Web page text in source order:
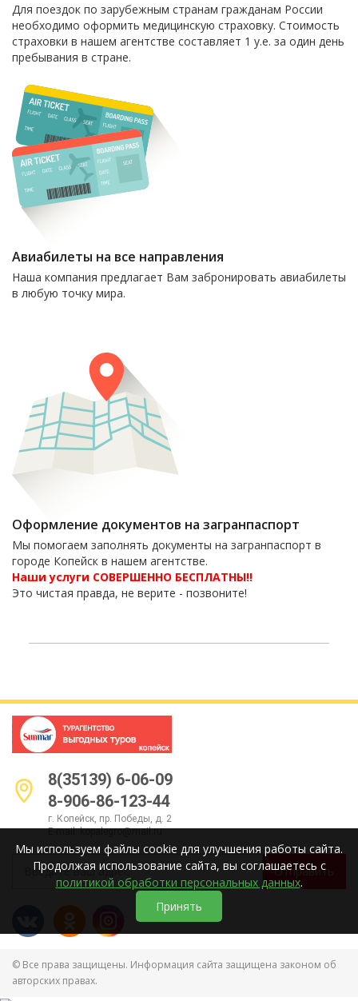
Для поездок по зарубежным странам гражданам России
необходимо оформить медицинскую страховку. Стоимость
страховки в нашем агентстве составляет 1 у.е. за один день
пребывания в стране.
Авиабилеты на все направления
Наша компания предлагает Вам забронировать авиабилеты
в любую точку мира.
Оформление документов на загранпаспорт
Мы помогаем заполнять документы на загранпаспорт в
городе Копейск в нашем агентстве.
Наши услуги СОВЕРШЕННО БЕСПЛАТНЫ!!
Это чистая правда, не верите - позвоните!
8(35139) 6-06-09
8-906-86-123-44
г. Копейск, пр. Победы, д. 2
E-mail:kopalegro@mail.ru
Отправить
© Все права защищены. Информация сайта защищена законом об
авторских правах.
Мы используем файлы cookie для улучшения работы сайта.
Продолжая использование сайта, вы соглашаетесь с
политикой обработки персональных данных.
Принять